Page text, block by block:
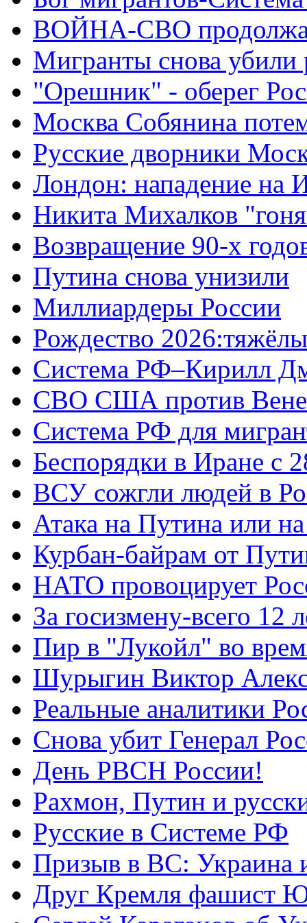
ВОЙНА-СВО
Мигранты снова убили
"Орешник" - оберег
Москва Собянина
Русские дворники
Лондон: нападение на
Никита Михалков
Возвращение 90-х
Путина снова унизили
Миллиардеры России
Рождество
Система РФ–Кирилл
СВО США против
Система РФ для
Беспорядки в Иране с
ВСУ сожгли людей в
Атака на Путина или
Курбан-байрам от
НАТО провоцирует
За госизмену-всего 12
Пир в "Лукойл" во
Шурыгин Виктор
Реальные аналитики
Снова убит Генерал
День РВСН России!
Рахмон, Путин и
Русские в Системе РФ
Призыв в ВС: Украина
Друг Кремля фашист